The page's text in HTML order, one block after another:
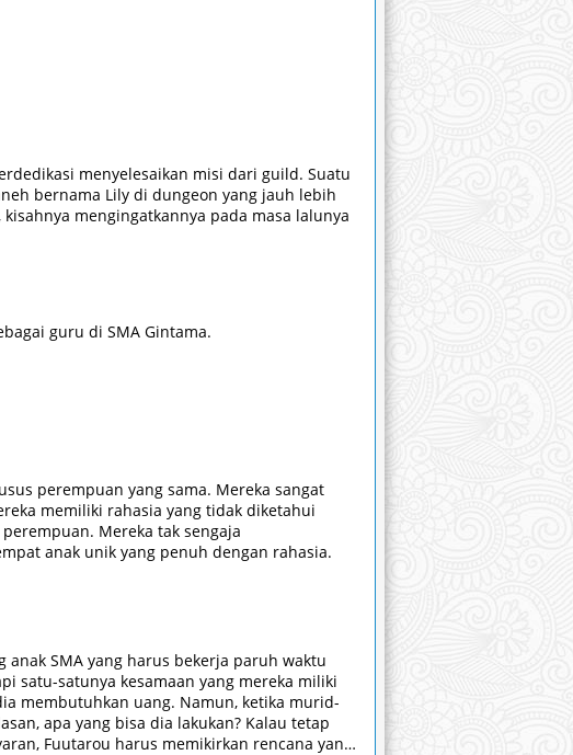
menyelesaikan misi dari guild. Suatu
bernama Lily di dungeon yang jauh lebih
mengingatkannya pada masa lalunya
guru di SMA Gintama.
perempuan yang sama. Mereka sangat
memiliki rahasia yang tidak diketahui
Mereka tak sengaja
anak unik yang penuh dengan rahasia.
SMA yang harus bekerja paruh waktu
satu-satunya kesamaan yang mereka miliki
membutuhkan uang. Namun, ketika murid-
apa yang bisa dia lakukan? Kalau tetap
Fuutarou harus memikirkan rencana yang